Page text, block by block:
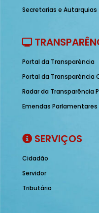
Secretarias e Autarquias
Portal da Transparência
Portal da Transparência
Radar da Transparência
Emendas Parlamentares
SERVIÇOS
Cidadão
Servidor
Tributário